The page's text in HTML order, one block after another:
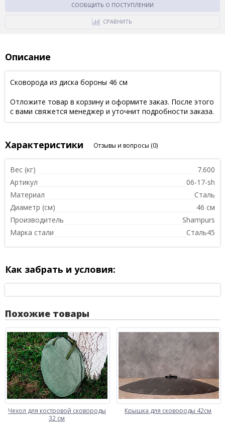
СООБЩИТЬ О ПОСТУПЛЕНИИ
СРАВНИТЬ
Описание
Сковорода из диска бороны 46 см
Отложите товар в корзину и оформите заказ. После этого
с вами свяжется менеджер и уточнит подробности заказа.
Характеристики Отзывы и вопросы (0)
Вес (кг)
7.600
Артикул
06-17-sh
Материал
Сталь
Диаметр (см)
46 см
Производитель
Shampurs
Марка стали
Сталь45
Как забрать и условия:
Похожие товары
Чехол для костровой сковороды
32 см
Крышка для сковороды 42см